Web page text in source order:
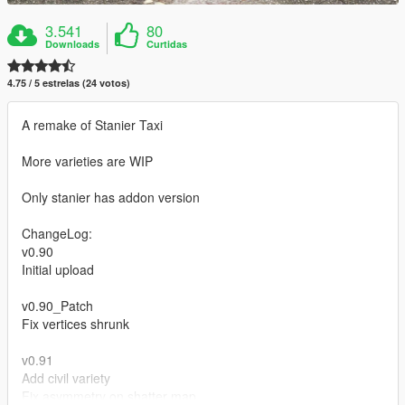
3.541
Downloads
80
Curtidas
4.75 / 5 estrelas (24 votos)
A remake of Stanier Taxi
More varieties are WIP
Only stanier has addon version
ChangeLog:
v0.90
Initial upload
v0.90_Patch
Fix vertices shrunk
v0.91
Add civil variety